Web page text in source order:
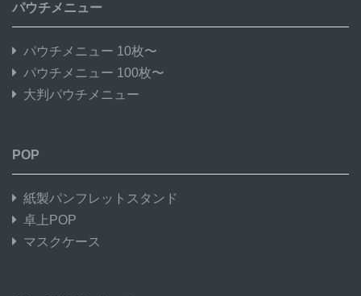
パウチメニュー
パウチメニュー 10枚〜
パウチメニュー 100枚〜
大判パウチメニュー
POP
紙製パンフレットスタンド
卓上POP
マスクケース